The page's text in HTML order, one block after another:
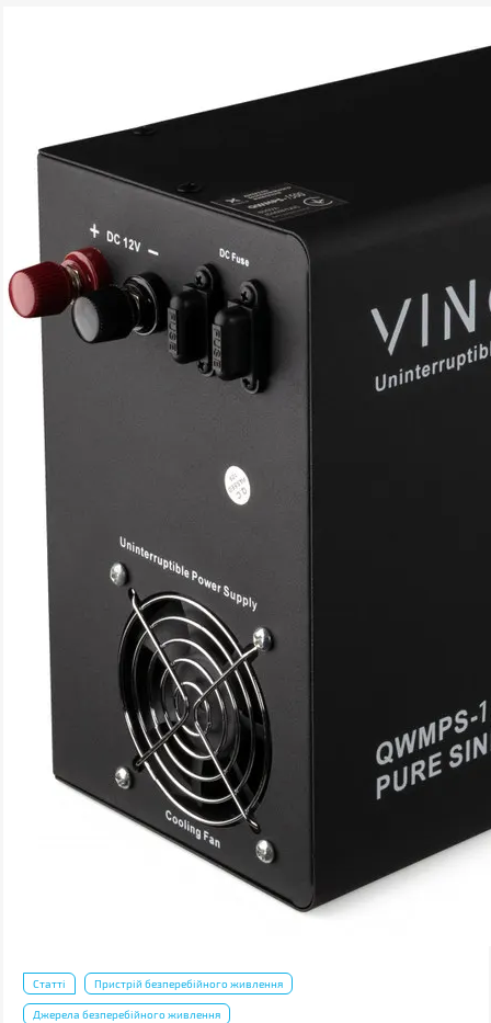
Статті Пристрій безперебійного живлення
Джерела безперебійного живлення